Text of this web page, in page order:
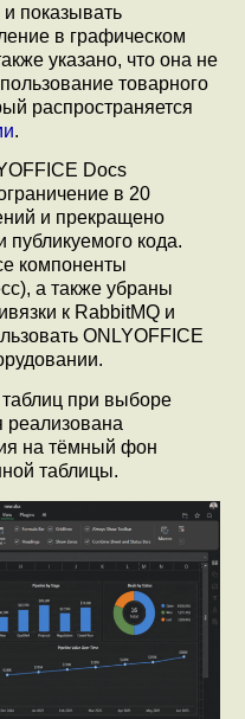
показывать
в графическом
указано, что она не
товарного
распространяется
.
Docs
в 20
и прекращено
кода.
компоненты
а также убраны
к RabbitMQ и
ONLYOFFICE
при выборе
на тёмный фон
таблицы.